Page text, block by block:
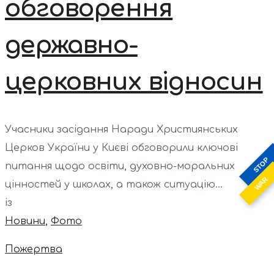
STOP
WAR
обговорення
державно-
церковних відносин
Учасники засідання Наради Християнських
Церков України у Києві обговорили ключові
питання щодо освіти, духовно-моральних
цінностей у школах, а також ситуацію...
із
Новини, Фото
Пожертва